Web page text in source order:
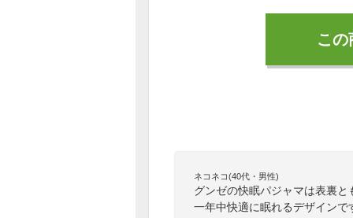
こ
ネコネコ(40代・男性)
グンゼの快眠パジャマは表裏
一年中快適に眠れるデザインで